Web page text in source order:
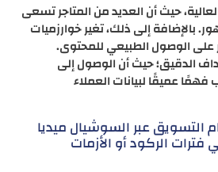
حيث أن العديد من المتاجر تسعى
بالإضافة إلى ذلك، تغير خوارزميات
على الوصول الطبيعي للمحتوى.
الدقيق؛ حيث أن الوصول إلى
عميقًا لبيانات العملاء
التسويق عبر السوشيال ميديا
فترات الركود أو الأزمات